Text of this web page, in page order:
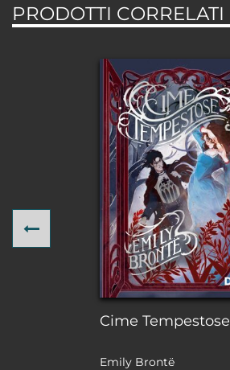
PRODOTTI CORRELATI
Cime Tempestose
Emily Brontë
Previous